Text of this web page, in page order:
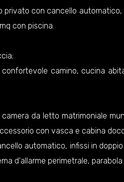
con cancello
con piscina.
camino, cucina
da letto matrimoniale
con vasca e cabina
automatico, infissi in
d'allarme perimetrale,